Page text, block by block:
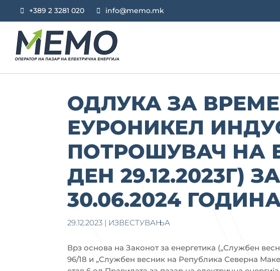
+389 2 3281 020 info@memo.mk
ОДЛУКА ЗА
ЕУРОНИКЕЛ
ПОТРОШУВАЧ НА
ДЕН 29.12.2023Г)
30.06.2024
29.12.2023 | ИЗВЕСТУВАЊА
Врз основа на Законот за енергетика („Службен
96/18 и „Службен весник на Република Северна